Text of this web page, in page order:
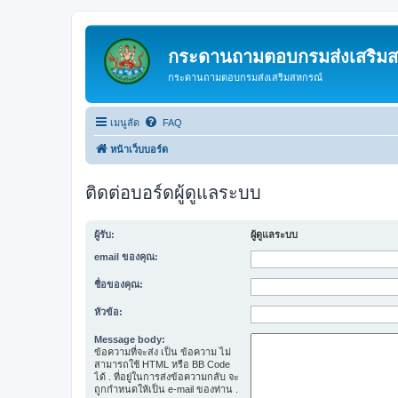
กระดานถามตอบกรมส่งเสริม
กระดานถามตอบกรมส่งเสริมสหกรณ์
เมนูลัด FAQ
หน้าเว็บบอร์ด
ติดต่อบอร์ดผู้ดูแลระบบ
ผู้รับ: ผู้ดูแลระบบ
email ของคุณ:
ชื่อของคุณ:
หัวข้อ:
Message body:
ข้อความที่จะส่ง เป็น ข้อความ ไม่
สามารถใช้ HTML หรือ BB Code
ได้ . ที่อยู่ในการส่งข้อความกลับ จะ
ถูกกำหนดให้เป็น e-mail ของท่าน .